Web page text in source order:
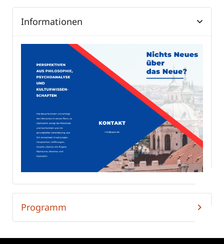
Informationen
Programm